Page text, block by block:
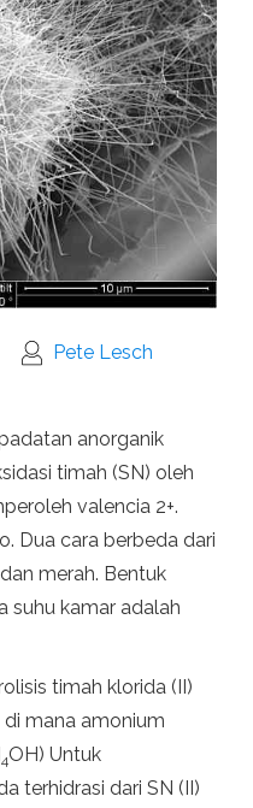
Pete Lesch
anorganik
timah (SN) oleh
valencia 2+.
Dua cara berbeda dari
merah. Bentuk
suhu kamar adalah
timah klorida (II)
di mana amonium
4OH) Untuk
terhidrasi dari SN (II)